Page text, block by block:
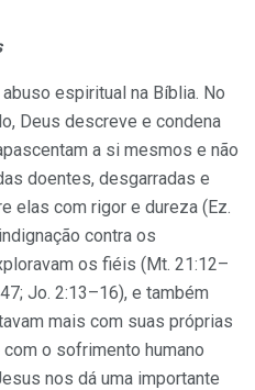
espiritual na Bíblia. No
Deus descreve e condena
a si mesmos e não
doentes, desgarradas e
elas com rigor e dureza (Ez.
contra os
os fiéis (Mt. 21:12–
Jo. 2:13–16), e também
mais com suas próprias
o sofrimento humano
nos dá uma importante